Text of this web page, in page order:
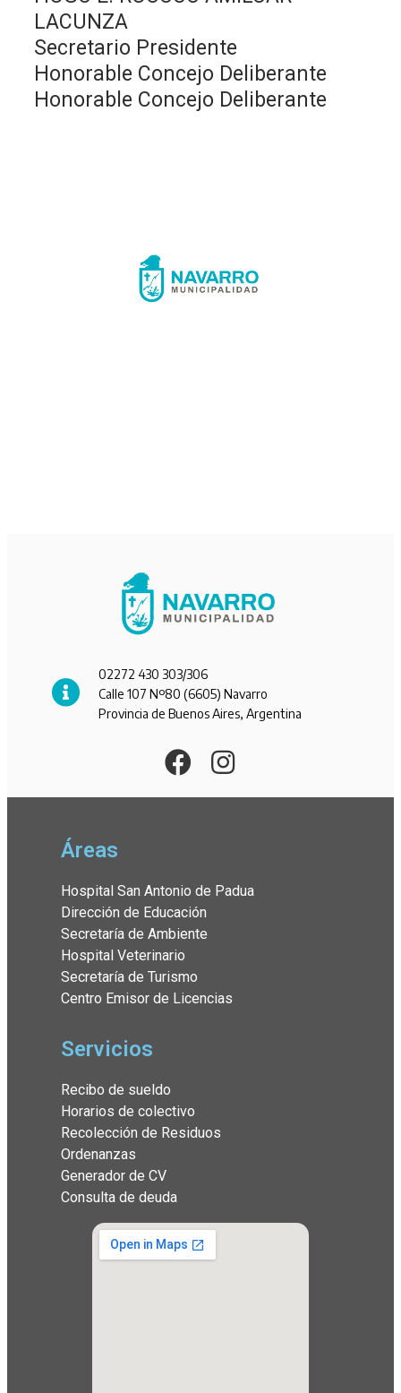
LACUNZA
Secretario Presidente
Honorable Concejo Deliberante
Honorable Concejo Deliberante
02272 430 303/306
Calle 107 Nº80 (6605) Navarro
Provincia de Buenos Aires, Argentina
Áreas
Hospital San Antonio de Padua
Dirección de Educación
Secretaría de Ambiente
Hospital Veterinario
Secretaría de Turismo
Centro Emisor de Licencias
Servicios
Recibo de sueldo
Horarios de colectivo
Recolección de Residuos
Ordenanzas
Generador de CV
Consulta de deuda